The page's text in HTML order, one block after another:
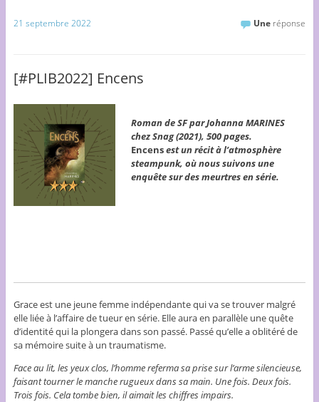
21 septembre 2022 Une réponse
[#PLIB2022] Encens
Roman de SF par Johanna MARINES
chez Snag (2021), 500 pages.
Encensest un récit à l’atmosphère
steampunk, où nous suivons une
enquête sur des meurtres en série.
Grace est une jeune femme indépendante qui va se trouver malgré
elle liée à l’affaire de tueur en série. Elle aura en parallèle une quête
d’identité qui la plongera dans son passé. Passé qu’elle a oblitéré de
sa mémoire suite à un traumatisme.
Face au lit, les yeux clos, l’homme referma sa prise sur l’arme silencieuse,
faisant tourner le manche rugueux dans sa main. Une fois. Deux fois.
Trois fois. Cela tombe bien, il aimait les chiffres impairs.